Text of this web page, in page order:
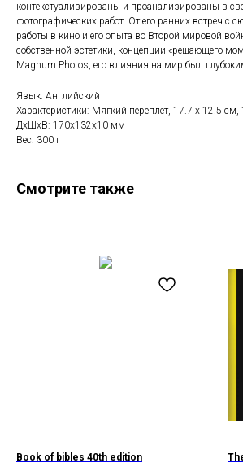
контекстуализированы и проанализированы в
фотографических работ. От его ранних встреч с
работы в кино и его опыта во Второй мировой
собственной эстетики, концепции «решающего
Magnum Photos, его влияния на мир был
Язык: Английский
Характеристики: Мягкий переплет, 17.7 x 12.5 см,
ДxШxВ: 170x132x10 мм
Вес: 300 г
Смотрите также
Book of bibles 40th edition